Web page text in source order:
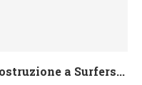
a Surfers...